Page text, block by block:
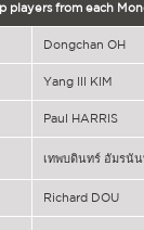
players from each
Dongchan OH
Yang Ill KIM
Paul HARRIS
เทพบดินทร์ อัมรนั
Richard DOU